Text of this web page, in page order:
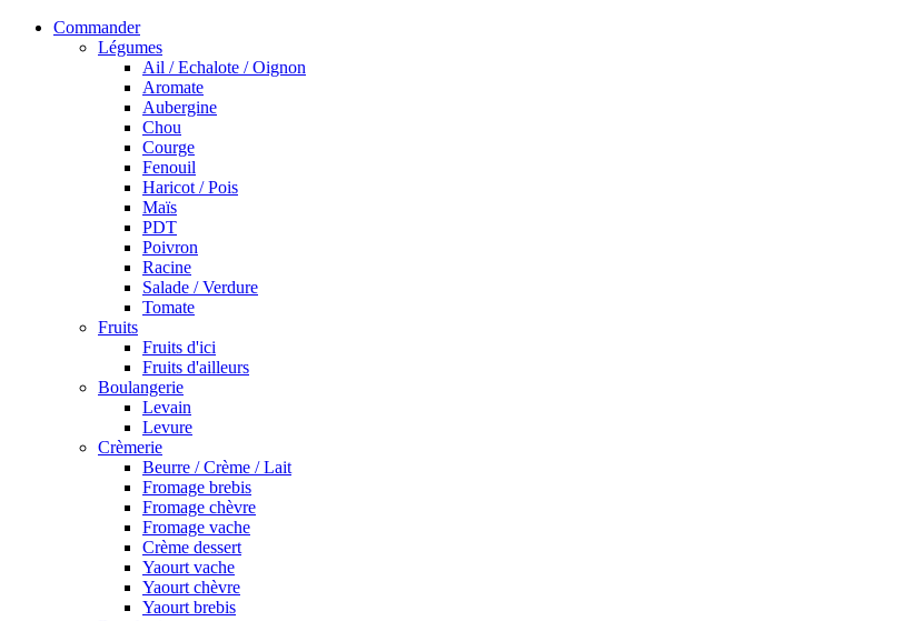
Commander
Légumes
Ail / Echalote / Oignon
Aromate
Aubergine
Chou
Courge
Fenouil
Haricot / Pois
Maïs
PDT
Poivron
Racine
Salade / Verdure
Tomate
Fruits
Fruits d'ici
Fruits d'ailleurs
Boulangerie
Levain
Levure
Crèmerie
Beurre / Crème / Lait
Fromage brebis
Fromage chèvre
Fromage vache
Crème dessert
Yaourt vache
Yaourt chèvre
Yaourt brebis